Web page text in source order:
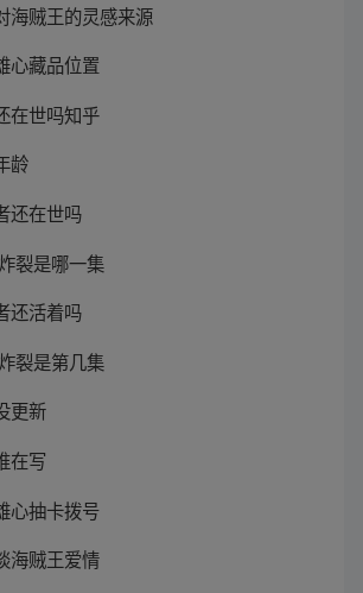
海贼王的灵感来源
心藏品位置
在世吗知乎
龄
还在世吗
裂是哪一集
还活着吗
裂是第几集
更新
在写
心抽卡拨号
海贼王爱情